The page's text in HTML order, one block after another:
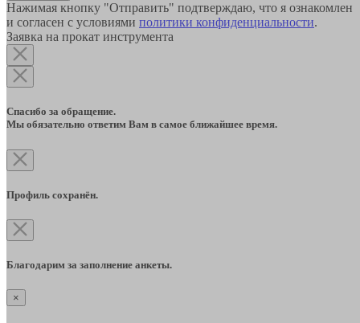
Нажимая кнопку "Отправить" подтверждаю, что я ознакомлен
и согласен с условиями политики конфиденциальности.
Заявка на прокат инструмента
Спасибо за обращение.
Мы обязательно ответим Вам в самое ближайшее время.
Профиль сохранён.
Благодарим за заполнение анкеты.
×